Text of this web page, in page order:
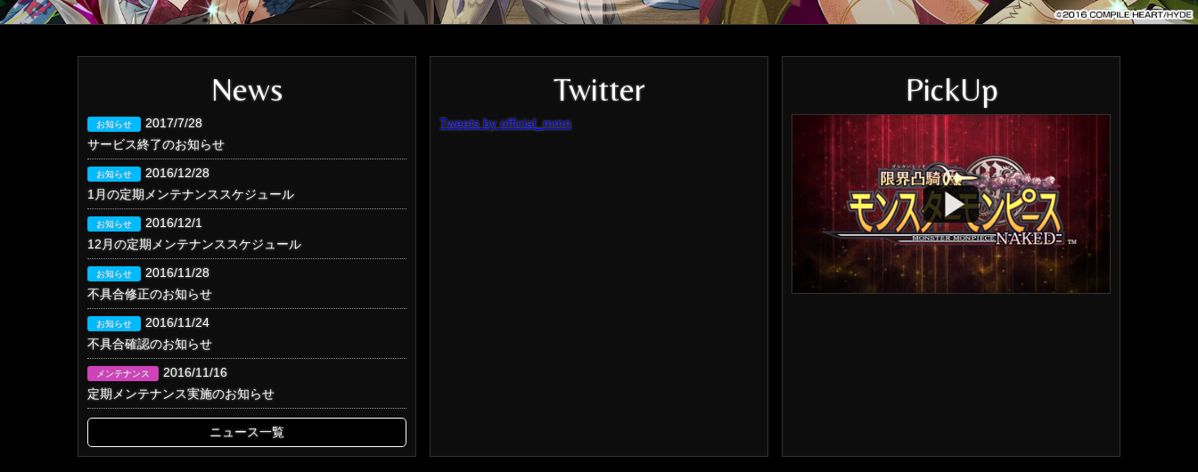
News
お知らせ
2017/7/28
サービス終了のお知らせ
お知らせ
2016/12/28
1月の定期メンテナンススケジュール
お知らせ
2016/12/1
12月の定期メンテナンススケジュール
お知らせ
2016/11/28
不具合修正のお知らせ
お知らせ
2016/11/24
不具合確認のお知らせ
メンテナンス
2016/11/16
定期メンテナンス実施のお知らせ
ニュース一覧
Twitter
Tweets by official_mmn
PickUp